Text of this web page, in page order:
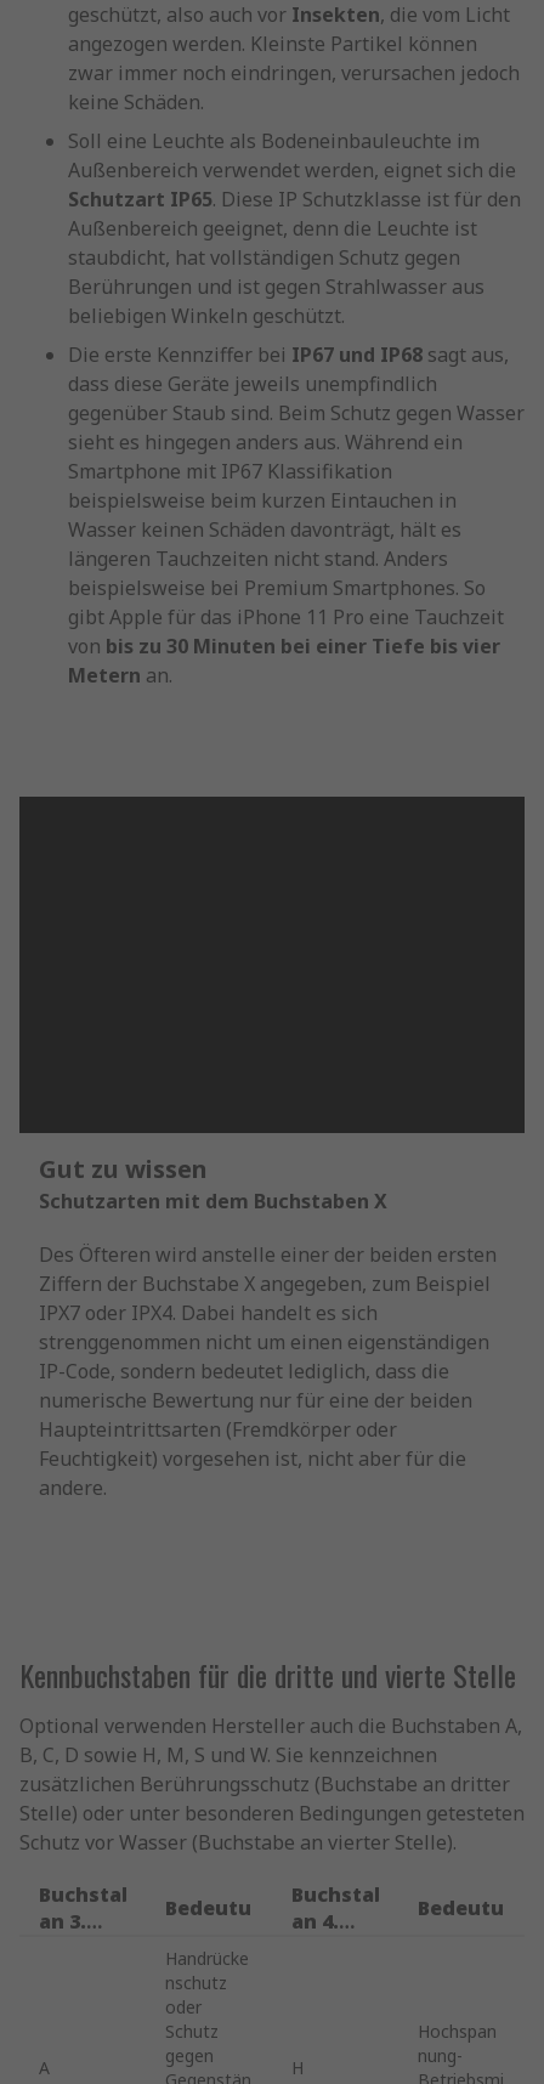
geschützt, also auch vor Insekten, die vom Licht
angezogen werden. Kleinste Partikel können
zwar immer noch eindringen, verursachen jedoch
keine Schäden.
Soll eine Leuchte als Bodeneinbauleuchte im
Außenbereich verwendet werden, eignet sich die
Schutzart IP65. Diese IP Schutzklasse ist für den
Außenbereich geeignet, denn die Leuchte ist
staubdicht, hat vollständigen Schutz gegen
Berührungen und ist gegen Strahlwasser aus
beliebigen Winkeln geschützt.
Die erste Kennziffer bei IP67 und IP68 sagt aus,
dass diese Geräte jeweils unempfindlich
gegenüber Staub sind. Beim Schutz gegen Wasser
sieht es hingegen anders aus. Während ein
Smartphone mit IP67 Klassifikation
beispielsweise beim kurzen Eintauchen in
Wasser keinen Schäden davonträgt, hält es
längeren Tauchzeiten nicht stand. Anders
beispielsweise bei Premium Smartphones. So
gibt Apple für das iPhone 11 Pro eine Tauchzeit
von bis zu 30 Minuten bei einer Tiefe bis vier
Metern an.
Gut zu wissen
Schutzarten mit dem Buchstaben X
Des Öfteren wird anstelle einer der beiden ersten
Ziffern der Buchstabe X angegeben, zum Beispiel
IPX7 oder IPX4. Dabei handelt es sich
strenggenommen nicht um einen eigenständigen
IP-Code, sondern bedeutet lediglich, dass die
numerische Bewertung nur für eine der beiden
Haupteintrittsarten (Fremdkörper oder
Feuchtigkeit) vorgesehen ist, nicht aber für die
andere.
Kennbuchstaben für die dritte und vierte Stelle
Optional verwenden Hersteller auch die Buchstaben A,
B, C, D sowie H, M, S und W. Sie kennzeichnen
zusätzlichen Berührungsschutz (Buchstabe an dritter
Stelle) oder unter besonderen Bedingungen getesteten
Schutz vor Wasser (Buchstabe an vierter Stelle).
Buchstabe
an 3.
Bedeutung
Buchstabe
an 4.
Bedeutung
A
Handrücke
nschutz
oder
Schutz
gegen
H
Hochspan
nung-